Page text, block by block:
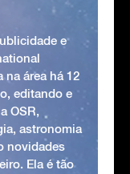
e
na área há 12
editando e
OSR,
astronomia
novidades
Ela é tão